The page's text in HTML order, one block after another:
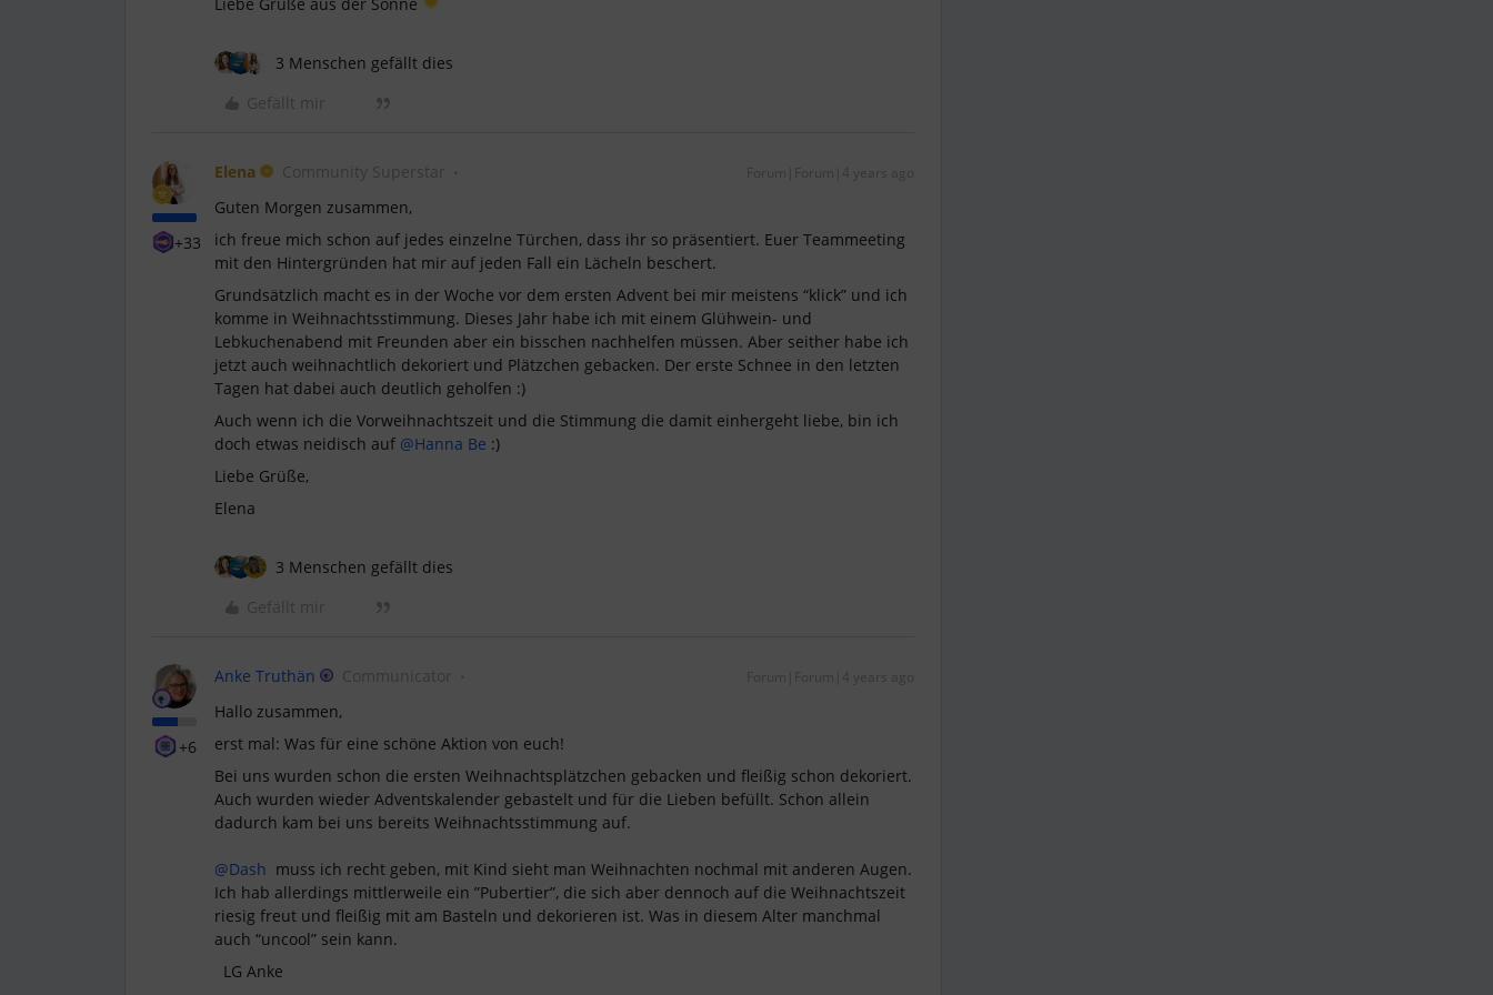
3 Menschen gefällt dies
Gefällt mir
+33
Elena Community Superstar Forum|Forum|4 years ago
Guten Morgen zusammen,
ich freue mich schon auf jedes einzelne Türchen, dass ihr so präsentiert. Euer Teammeeting
mit den Hintergründen hat mir auf jeden Fall ein Lächeln beschert.
Grundsätzlich macht es in der Woche vor dem ersten Advent bei mir meistens “klick” und ich
komme in Weihnachtsstimmung. Dieses Jahr habe ich mit einem Glühwein- und
Lebkuchenabend mit Freunden aber ein bisschen nachhelfen müssen. Aber seither habe ich
jetzt auch weihnachtlich dekoriert und Plätzchen gebacken. Der erste Schnee in den letzten
Tagen hat dabei auch deutlich geholfen :)
Auch wenn ich die Vorweihnachtszeit und die Stimmung die damit einhergeht liebe, bin ich
doch etwas neidisch auf @Hanna Be :)
Liebe Grüße,
Elena
3 Menschen gefällt dies
Gefällt mir
+6
Anke Truthän Communicator Forum|Forum|4 years ago
Hallo zusammen,
erst mal: Was für eine schöne Aktion von euch!
Bei uns wurden schon die ersten Weihnachtsplätzchen gebacken und fleißig schon dekoriert.
Auch wurden wieder Adventskalender gebastelt und für die Lieben befüllt. Schon allein
dadurch kam bei uns bereits Weihnachtsstimmung auf.
@Dash muss ich recht geben, mit Kind sieht man Weihnachten nochmal mit anderen Augen.
Ich hab allerdings mittlerweile ein ”Pubertier”, die sich aber dennoch auf die Weihnachtszeit
riesig freut und fleißig mit am Basteln und dekorieren ist. Was in diesem Alter manchmal
auch “uncool” sein kann.
LG Anke